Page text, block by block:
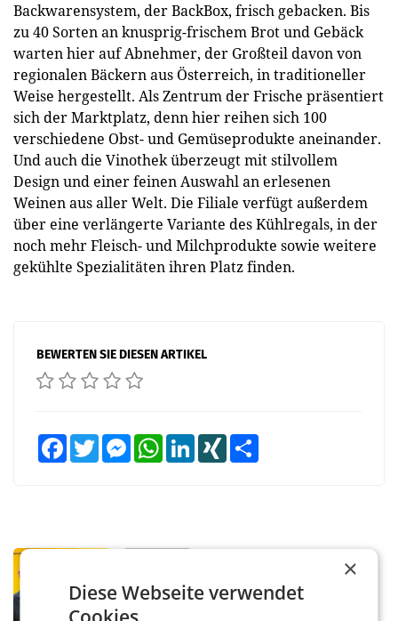
Backwarensystem, der BackBox, frisch gebacken. Bis
zu 40 Sorten an knusprig-frischem Brot und Gebäck
warten hier auf Abnehmer, der Großteil davon von
regionalen Bäckern aus Österreich, in traditioneller
Weise hergestellt. Als Zentrum der Frische präsentiert
sich der Marktplatz, denn hier reihen sich 100
verschiedene Obst- und Gemüseprodukte aneinander.
Und auch die Vinothek überzeugt mit stilvollem
Design und einer feinen Auswahl an erlesenen
Weinen aus aller Welt. Die Filiale verfügt außerdem
über eine verlängerte Variante des Kühlregals, in der
noch mehr Fleisch- und Milchprodukte sowie weitere
gekühlte Spezialitäten ihren Platz finden.
BEWERTEN SIE DIESEN ARTIKEL
FacebookTwitter MessengerWhatsAppLinkedInXING
Österreichische Post: Umsatzplus im
ersten Halbjahr trotz schwachem
Briefgeschäft
×
Diese Webseite verwendet